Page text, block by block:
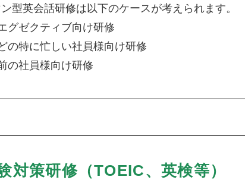
型英会話研修は以下のケースが考えられます。
グゼクティブ向け研修
の特に忙しい社員様向け研修
の社員様向け研修
対策研修（TOEIC、英検等）